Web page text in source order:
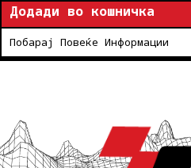
Додади во кошничка
Побарај Повеќе Информации